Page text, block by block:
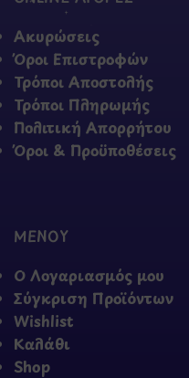
Ακυρώσεις
Όροι Επιστροφών
Τρόποι Αποστολής
Τρόποι Πληρωμής
Πολιτική Απορρήτου
Όροι & Προϋποθέσεις
ΜΕΝΟΥ
Ο Λογαριασμός μου
Σύγκριση Προϊόντων
Wishlist
Καλάθι
Shop